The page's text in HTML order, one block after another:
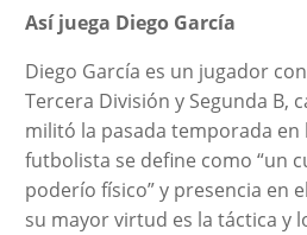
Así juega Diego García
Diego García es un jugador
Tercera División y Segunda B,
militó la pasada temporada en
futbolista se define como “un
poderío físico” y presencia en
su mayor virtud es la táctica y